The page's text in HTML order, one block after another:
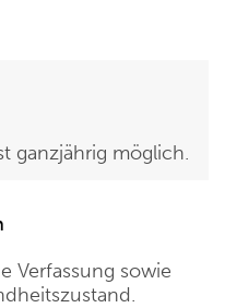
ganzjährig möglich.
Verfassung sowie